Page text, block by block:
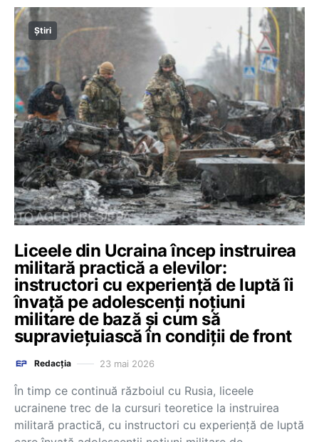
Știri
Liceele din Ucraina încep instruirea
militară practică a elevilor:
instructori cu experienţă de luptă îi
învaţă pe adolescenţi noţiuni
militare de bază şi cum să
supravieţuiască în condiţii de front
Redacția 23 mai 2026
În timp ce continuă războiul cu Rusia, liceele
ucrainene trec de la cursuri teoretice la instruirea
militară practică, cu instructori cu experienţă de luptă